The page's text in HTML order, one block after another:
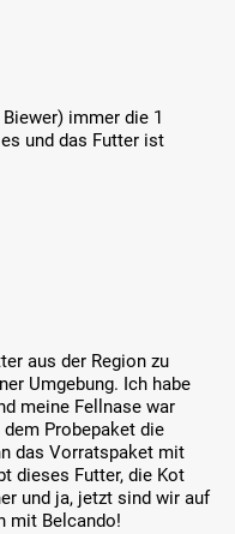
immer die 1
und das Futter ist
aus der Region zu
Umgebung. Ich habe
meine Fellnase war
Probepaket die
das Vorratspaket mit
dieses Futter, die Kot
und ja, jetzt sind wir auf
mit Belcando!